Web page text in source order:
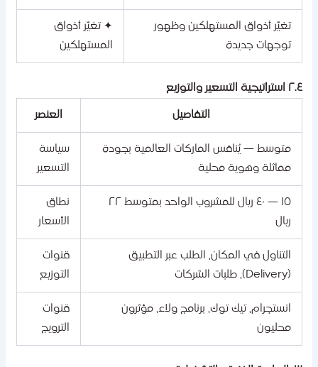
تغيّر أذواق المستهلكين وظهور
توجهات جديدة
✦ تغيّر أذواق
المستهلكين
التفاصيل العنصر
متوسط — يُنافس الماركات العالمية بجودة
مماثلة وهوية محلية
سياسة
التسعير
١٥ — ٤٠ ريال للمشروب الواحد بمتوسط ٢٢
نطاق
الأسعار
التناول في المكان، الطلب عبر التطبيق
قنوات
التوزيع
انستجرام، تيك توك، برنامج ولاء، مؤثرون
محليون
قنوات
الترويج